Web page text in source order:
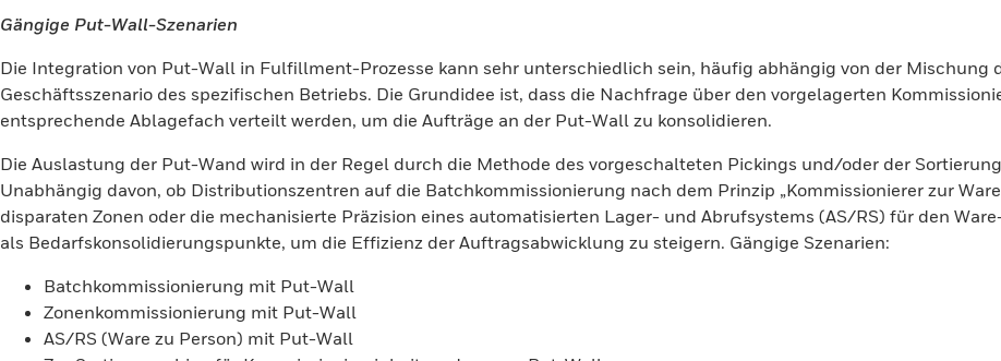
Gängige Put-Wall-Szenarien
Die Integration von Put-Wall in Fulfillment-Prozesse kann sehr unterschiedlich sein, häufig abhängig von der Mischung
Geschäftsszenario des spezifischen Betriebs. Die Grundidee ist, dass die Nachfrage über den vorgelagerten
entsprechende Ablagefach verteilt werden, um die Aufträge an der Put-Wall zu konsolidieren.
Die Auslastung der Put-Wand wird in der Regel durch die Methode des vorgeschalteten Pickings und/oder der
Unabhängig davon, ob Distributionszentren auf die Batchkommissionierung nach dem Prinzip „Kommissionierer zur
disparaten Zonen oder die mechanisierte Präzision eines automatisierten Lager- und Abrufsystems (AS/RS) für den
als Bedarfskonsolidierungspunkte, um die Effizienz der Auftragsabwicklung zu steigern. Gängige Szenarien:
Batchkommissionierung mit Put-Wall
Zonenkommissionierung mit Put-Wall
AS/RS (Ware zu Person) mit Put-Wall